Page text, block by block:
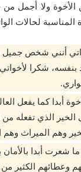
الأخوة ولا أجمل
المناسبة لحالات
أنني شخص جميل
شكرا لأخواتي
أبدا كما يفعل
الخير الذي تفعله
وهم الميراث وهم
ما شعرت أبدا
وعطائهم الكثير من